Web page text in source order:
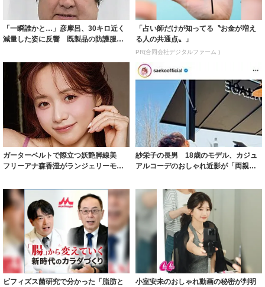
「一瞬誰かと…」彦摩呂、30キロ近く
減量した姿に反響 既製品の防護服が
「占い師だけが知ってる〝お金が増え
る人の共通点〟」
PR(合同会社デジタルファーム )
ガーターベルトで際立つ妖艶脚線美
フリーアナ森香澄がランジェリーモデ
紗栄子の長男 18歳のモデル、カジュ
アルコーデのおしゃれ近影が「両親の
ビフィズス菌研究で分かった「脂肪と
小室安未のおしゃれ動画の秘密が判明